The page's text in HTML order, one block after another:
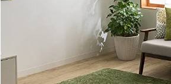
ほかの色のラグが気になる人はこちら
緑のラグの売れ筋ランキングもチェック！